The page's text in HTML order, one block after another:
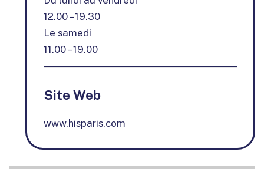
12.00 – 19.30
Le samedi
11.00 – 19.00
Site Web
www.hisparis.com